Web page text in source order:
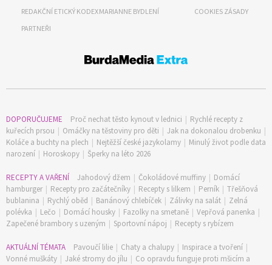
REDAKČNÍ ETICKÝ KODEX
PARTNEŘI
MARIANNE BYDLENÍ
COOKIES ZÁSADY
DOPORUČUJEME Proč nechat těsto kynout v lednici | Rychlé recepty z
kuřecích prsou | Omáčky na těstoviny pro děti | Jak na dokonalou drobenku |
Koláče a buchty na plech | Nejtěžší české jazykolamy | Minulý život podle data
narození | Horoskopy | Šperky na léto 2026
RECEPTY A VAŘENÍ Jahodový džem | Čokoládové muffiny | Domácí
hamburger | Recepty pro začátečníky | Recepty s lilkem | Perník | Třešňová
bublanina | Rychlý oběd | Banánový chlebíček | Zálivky na salát | Zelná
polévka | Lečo | Domácí housky | Fazolky na smetaně | Vepřová panenka |
Zapečené brambory s uzeným | Sportovní nápoj | Recepty s rybízem
AKTUÁLNÍ TÉMATA Pavoučí lilie | Chaty a chalupy | Inspirace a tvoření |
Vonné muškáty | Jaké stromy do jílu | Co opravdu funguje proti mšicím a